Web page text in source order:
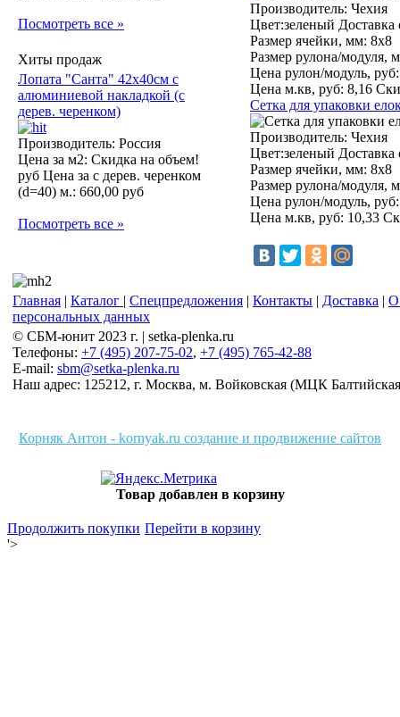
Посмотреть все »
Хиты продаж
Лопата "Санта" 42х40см с
алюминиевой накладкой (с
дерев. черенком)
Производитель: Россия
Цена за м2: Скидка на объем!
руб Цена за с дерев. черенком
(d=40) м.: 660,00 руб
Посмотреть все »
Производитель: Чехия
Цвет:зеленый Доставка
Размер ячейки, мм: 8х8
Размер рулона/модуля,
Цена рулон/модуль, руб:
Цена м.кв, руб: 8,16
Сетка для упаковки
Производитель: Чехия
Цвет:зеленый Доставка
Размер ячейки, мм: 8х8
Размер рулона/модуля,
Цена рулон/модуль, руб:
Цена м.кв, руб: 10,33
Главная | Каталог | Спецпредложения | Контакты | Доставка | О
персональных данных
© СБМ-юнит 2023 г. | setka-plenka.ru
Телефоны: +7 (495) 207-75-02, +7 (495) 765-42-88
E-mail: sbm@setka-plenka.ru
Наш адрес: 125212, г. Москва, м. Войковская (МЦК
Корняк Антон - kornyak.ru создание и продвижение сайтов
Товар добавлен в корзину
Продолжить покупки Перейти в корзину
'>